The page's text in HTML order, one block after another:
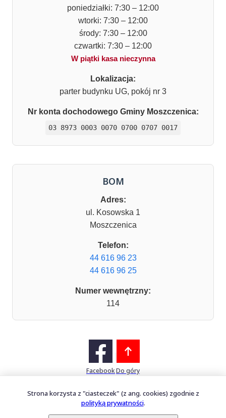
poniedziałki: 7:30 – 12:00
wtorki: 7:30 – 12:00
środy: 7:30 – 12:00
czwartki: 7:30 – 12:00
W piątki kasa nieczynna
Lokalizacja:
parter budynku UG, pokój nr 3
Nr konta dochodowego Gminy Moszczenica:
03 8973 0003 0070 0700 0707 0017
BOM
Adres:
ul. Kosowska 1
Moszczenica
Telefon:
44 616 96 23
44 616 96 25
Numer wewnętrzny:
114
FacebookDo góry
Strona korzysta z "ciasteczek" (z ang. cookies) zgodnie z
polityką prywatności.